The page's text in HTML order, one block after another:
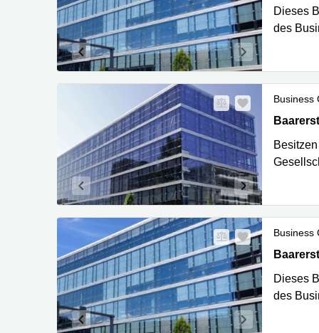
Dieses
des
Business
Business
Dieses
des